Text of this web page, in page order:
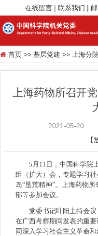
在线留言 | 联系我们 |
首页 >> 基层党建 >> 上海分
上海药物所召开
2021-05-20
【
5月11日，中国科学院上
组（扩大）会，专题学习
岛“垦荒精神”。上海药物
部等参加会议。
党委书记叶阳主持会议
在广西考察期间发表的重
同深入学习社会主义革命